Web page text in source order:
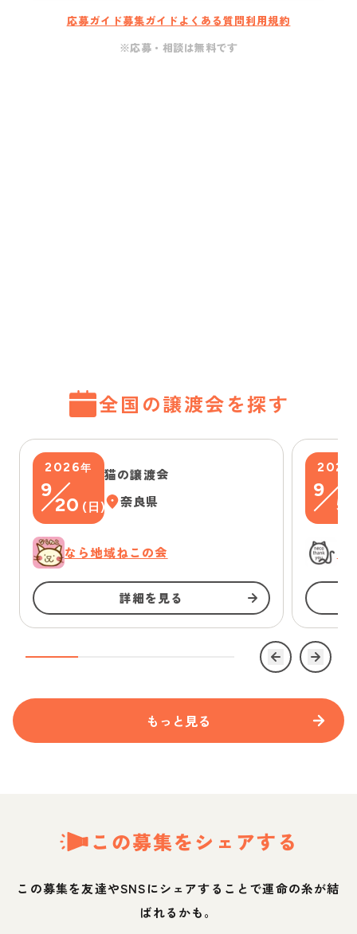
応募ガイド募集ガイド よくある質問利用規約
※応募・相談は無料です
全国の譲渡会を探す
2026年
9
20 ( 日 )
猫の譲渡会
奈良県
なら地域ねこの会
詳細を見る
2026
9
5
もっと見る
この募集をシェアする
この募集を友達やSNSにシェアすることで運命の糸が結
ばれるかも。